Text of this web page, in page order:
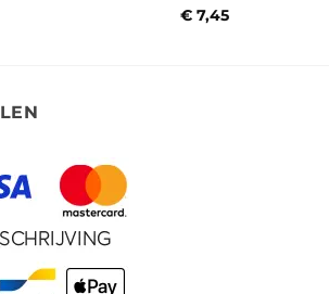
€ 7,45